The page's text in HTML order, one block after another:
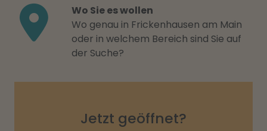
Wo Sie es wollen
Wo genau in Frickenhausen am Main
oder in welchem Bereich sind Sie auf
der Suche?
Jetzt geöffnet?